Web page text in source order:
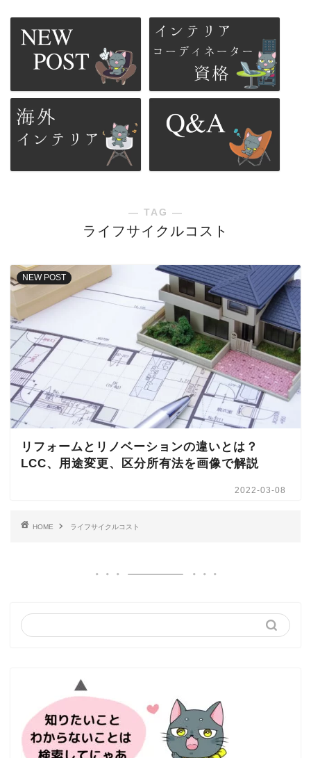
― TAG ―
ライフサイクルコスト
NEW POST
リフォームとリノベーションの違いとは？
LCC、用途変更、区分所有法を画像で解説
2022-03-08
HOME ライフサイクルコスト